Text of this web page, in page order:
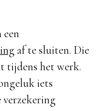
af te sluiten. Die
tijdens het werk.
iets
verzekering